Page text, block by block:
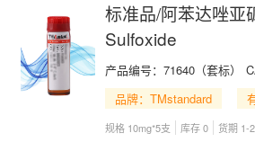
标准品/阿苯达唑亚
Sulfoxide
产品编号： 71640（套标）
品牌：TMstandard
规格 10mg*5支 库存 0 货期 1-